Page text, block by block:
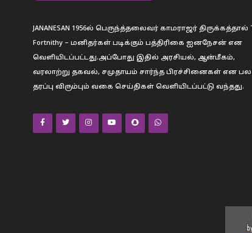
JANANESAN 1956ல் பெருந்த்தலைவர் காமராஜர் திருக்கத்தால்
Fortnithy – மனிதர்கள் படிக்கும் பத்திரிகை ஐனநேசன் என
வெளியிடப்பட்டது.அப்போது இதில் அரசியல், ஆன்மீகம்,
வரலாற்று தகவல், சமுதாயம் சார்ந்த பிரச்சினைகள் என பல
தரப்பு விரும்பும் வகை செய்திகள் வெளியிடப்பட்டு வந்தது.